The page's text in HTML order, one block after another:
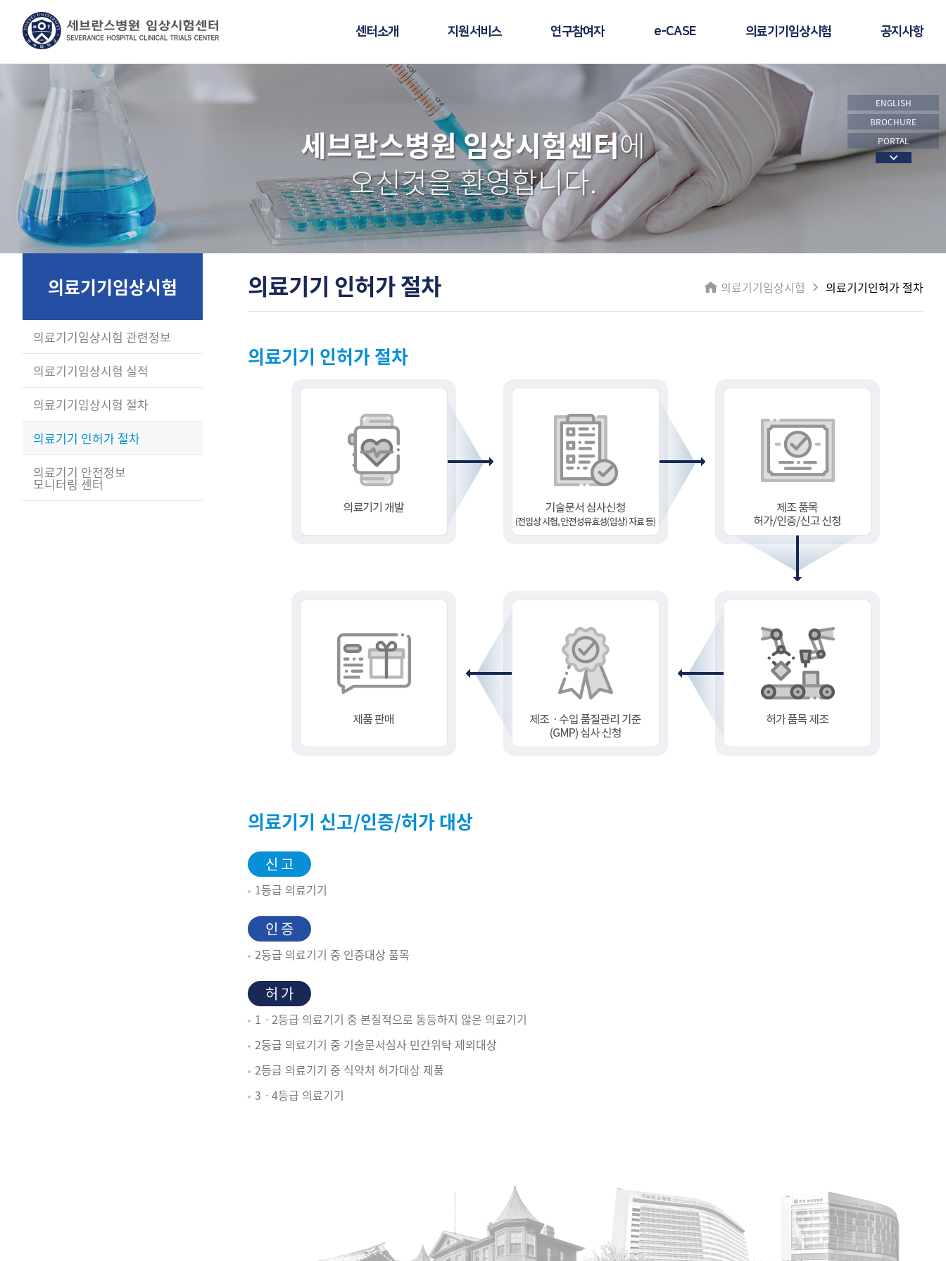
센터소개 지원서비스 연구참여자 e-CASE 의료기기임상시험 공지사항
세브란스병원 임상시험센터에
오신것을 환영합니다.
의료기기임상시험
의료기기임상시험 관련정보
의료기기임상시험 실적
의료기기임상시험 절차
의료기기 인허가 절차
의료기기 안전정보
모니터링 센터
의료기기 인허가 절차 의료기기임상시험 의료기기인허가 절차
의료기기 인허가 절차
의료기기 신고/인증/허가 대상
신 고
1등급 의료기기
인 증
2등급 의료기기 중 인증대상 품목
허 가
1ㆍ2등급 의료기기 중 본질적으로 동등하지 않은 의료기기
2등급 의료기기 중 기술문서심사 민간위탁 제외대상
2등급 의료기기 중 식약처 허가대상 제품
3ㆍ4등급 의료기기
ENGLISH
BROCHURE
PORTAL